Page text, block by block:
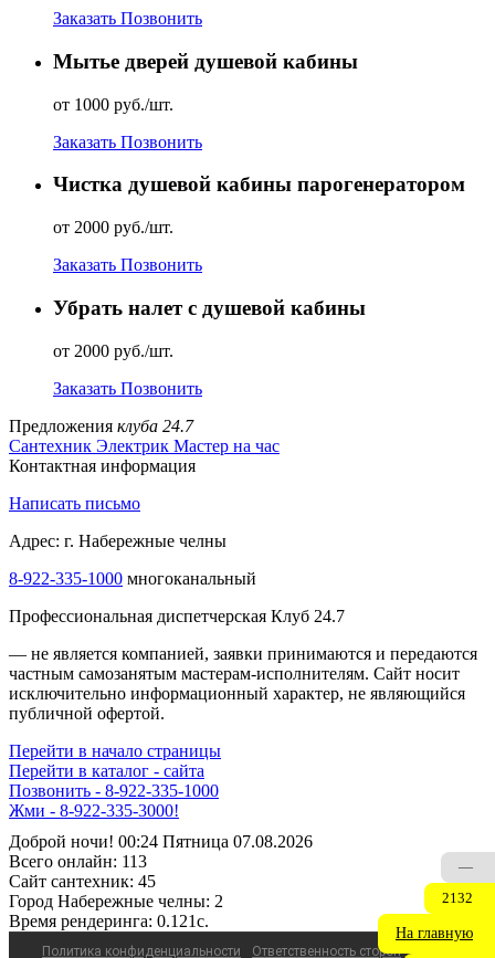
Заказать Позвонить
Мытье дверей душевой кабины
от 1000 руб./шт.
Заказать Позвонить
Чистка душевой кабины парогенератором
от 2000 руб./шт.
Заказать Позвонить
Убрать налет с душевой кабины
от 2000 руб./шт.
Заказать Позвонить
Предложения клуба 24.7
Сантехник Электрик Мастер на час
Контактная информация
Написать письмо
Адрес: г. Набережные челны
8-922-335-1000 многоканальный
Профессиональная диспетчерская Клуб 24.7
— не является компанией, заявки принимаются и передаются
частным самозанятым мастерам‑исполнителям. Сайт носит
исключительно информационный характер, не являющийся
публичной офертой.
Перейти в начало страницы
Перейти в каталог - сайта
Позвонить - 8-922-335-1000
Жми - 8-922-335-3000!
Доброй ночи! 00:24 Пятница 07.08.2026
Всего онлайн: 113
Сайт cантехник: 45
Город Набережные челны: 2
Время рендеринга: 0.121c.
Политика конфиденциальности Ответственность сторон
—
2132
На главную